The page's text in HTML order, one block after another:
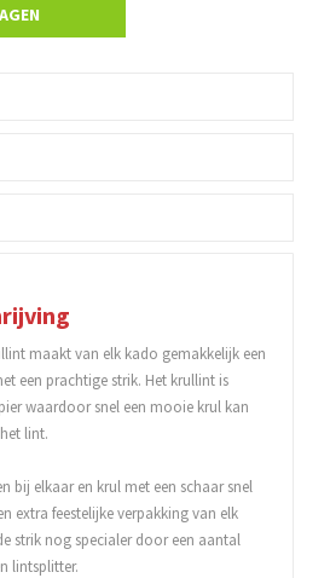
maakt van elk kado gemakkelijk een
een prachtige strik. Het krullint is
waardoor snel een mooie krul kan
lint.
bij elkaar en krul met een schaar snel
extra feestelijke verpakking van elk
strik nog specialer door een aantal
lintsplitter.